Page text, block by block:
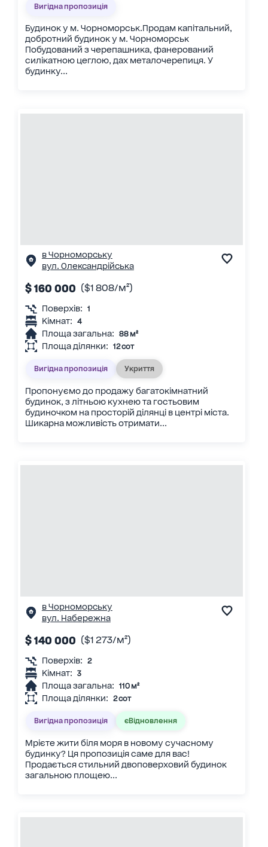
Вигідна пропозиція
Будинок у м. Чорноморськ.Продам капітальний,
добротний будинок у м. Чорноморськ
Побудований з черепашника, фанерований
силікатною цеглою, дах металочерепиця. У
будинку...
в Чорноморську
вул. Олександрійська
$ 160 000 ($1 808/м²)
Поверхів: 1
Кімнат: 4
Площа загальна: 88 м²
Площа ділянки: 12 сот
Вигідна пропозиція Укриття
Пропонуємо до продажу багатокімнатний
будинок, з літньою кухнею та гостьовим
будиночком на просторій ділянці в центрі міста.
Шикарна можливість отримати...
в Чорноморську
вул. Набережна
$ 140 000 ($1 273/м²)
Поверхів: 2
Кімнат: 3
Площа загальна: 110 м²
Площа ділянки: 2 сот
Вигідна пропозиція єВідновлення
Мрієте жити біля моря в новому сучасному
будинку? Ця пропозиція саме для вас!
Продається стильний двоповерховий будинок
загальною площею...